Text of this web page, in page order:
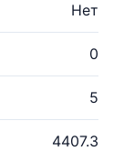
Нет
0
5
4407.3